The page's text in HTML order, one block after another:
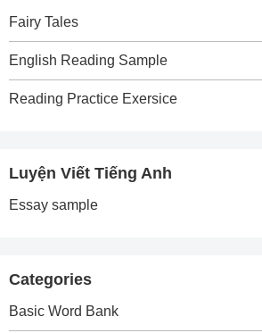
Fairy Tales
English Reading Sample
Reading Practice Exersice
Luyện Viết Tiếng Anh
Essay sample
Categories
Basic Word Bank